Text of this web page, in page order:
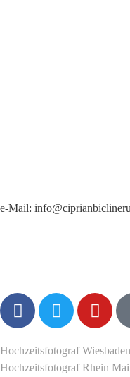
e-Mail:
Hochzeitsfotograf Wiesbaden
Hochzeitsfotograf Rhein